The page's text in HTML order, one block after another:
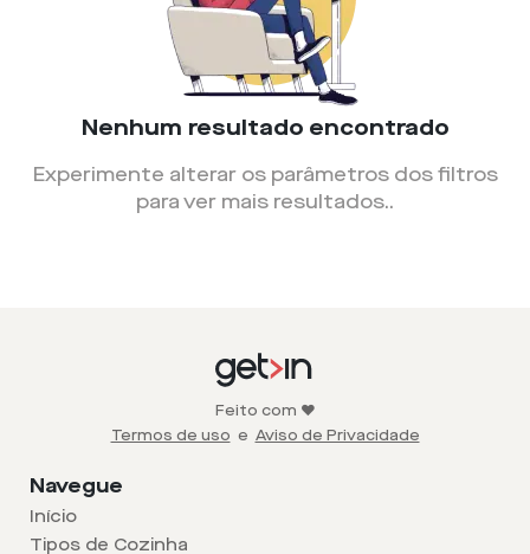
Nenhum resultado encontrado
Experimente alterar os parâmetros dos filtros
para ver mais resultados..
Feito com ❤️
Termos de uso e Aviso de Privacidade
Navegue
Início
Tipos de Cozinha